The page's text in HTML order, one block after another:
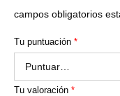
campos obligatorios
Tu puntuación *
Tu valoración *